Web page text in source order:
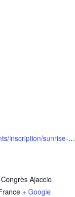
https://www.comnyou.net/en/module/evenements/inscription/sunrise-915
Ajaccio
+ Google